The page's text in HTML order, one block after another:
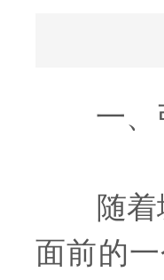
一、
随着城
面前的